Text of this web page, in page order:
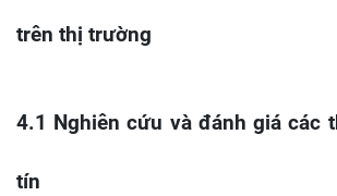
trên thị trường
4.1 Nghiên cứu và đánh giá các
tín